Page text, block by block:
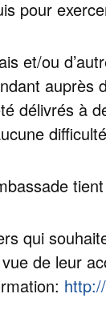
pour
et/ou
auprès
délivrés à
qui
de leur